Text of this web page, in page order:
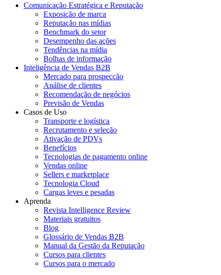
Comunicação Estratégica e Reputação
Exposição de marca
Reputação nas mídias
Benchmark do setor
Desempenho das ações
Tendências na mídia
Bolhas de informação
Inteligência de Vendas B2B
Mercado para prospecção
Análise de clientes
Recomendação de negócios
Previsão de Vendas
Casos de Uso
Transporte e logística
Recrutamento e seleção
Ativação de PDVs
Benefícios
Tecnologias de pagamento online
Vendas online
Sellers e marketplace
Tecnologia Cloud
Cargas leves e pesadas
Aprenda
Revista Intelligence Review
Materiais gratuitos
Blog
Glossário de Vendas B2B
Manual da Gestão da Reputação
Cursos para clientes
Cursos para o mercado